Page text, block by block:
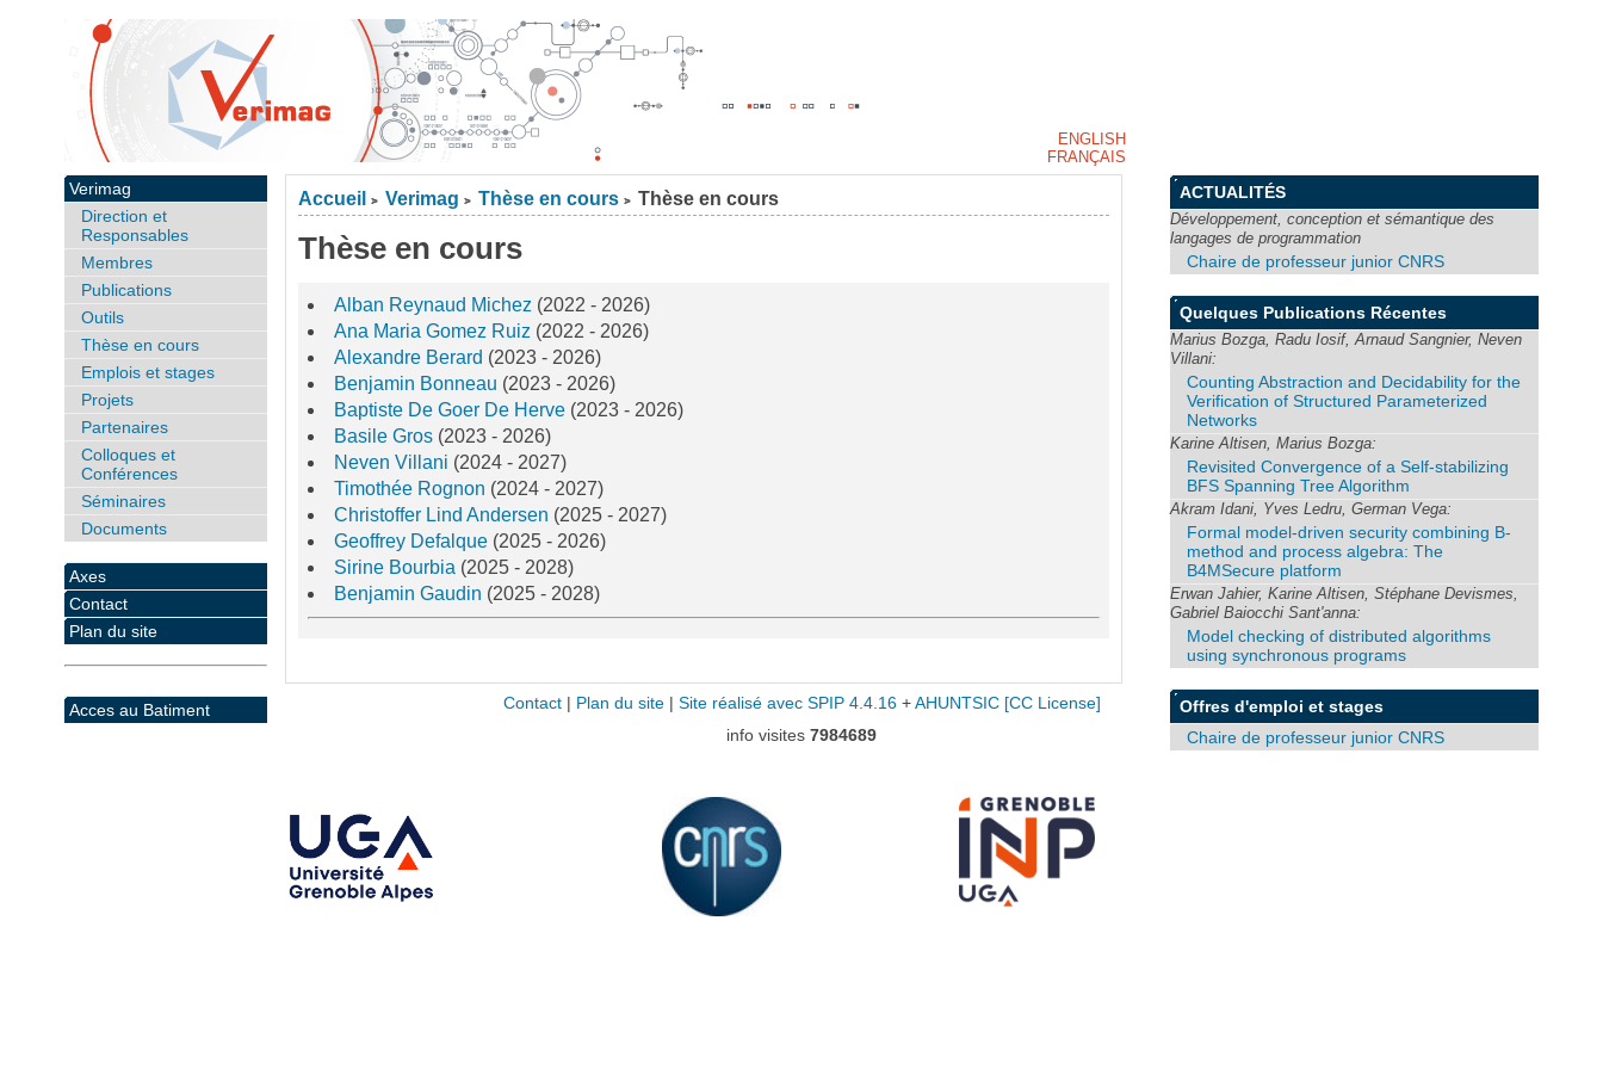
Accueil > Verimag > Thèse en cours > Thèse en cours
Thèse en cours
Alban Reynaud Michez (2022 - 2026)
Ana Maria Gomez Ruiz (2022 - 2026)
Alexandre Berard (2023 - 2026)
Benjamin Bonneau (2023 - 2026)
Baptiste De Goer De Herve (2023 - 2026)
Basile Gros (2023 - 2026)
Neven Villani (2024 - 2027)
Timothée Rognon (2024 - 2027)
Christoffer Lind Andersen (2025 - 2027)
Geoffrey Defalque (2025 - 2026)
Sirine Bourbia (2025 - 2028)
Benjamin Gaudin (2025 - 2028)
ACTUALITÉS
Développement, conception et sémantique des
langages de programmation
Chaire de professeur junior CNRS
Quelques Publications Récentes
Marius Bozga, Radu Iosif, Arnaud Sangnier, Neven
Villani:
Counting Abstraction and Decidability for the
Verification of Structured Parameterized
Networks
Karine Altisen, Marius Bozga:
Revisited Convergence of a Self-stabilizing
BFS Spanning Tree Algorithm
Akram Idani, Yves Ledru, German Vega:
Formal model-driven security combining B-
method and process algebra: The
B4MSecure platform
Erwan Jahier, Karine Altisen, Stéphane Devismes,
Gabriel Baiocchi Sant'anna:
Model checking of distributed algorithms
using synchronous programs
Offres d'emploi et stages
Chaire de professeur junior CNRS
Verimag
Direction et
Responsables
Membres
Publications
Outils
Thèse en cours
Emplois et stages
Projets
Partenaires
Colloques et
Conférences
Séminaires
Documents
Axes
Contact
Plan du site
Acces au Batiment Contact| Plan du site| Site réalisé avec SPIP 4.4.16+ AHUNTSIC [CC License]
info visites 7984689
ENGLISH
FRANÇAIS